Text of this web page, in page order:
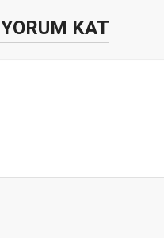
YORUM KAT